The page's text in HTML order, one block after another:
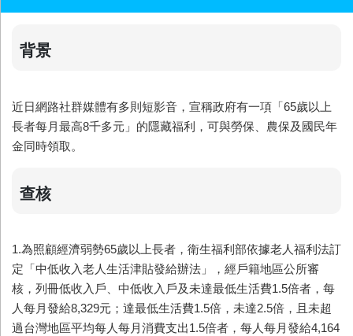
背景
近日網路社群媒體有多則短影音，宣稱政府有一項「65歲以上
長者每月最高8千多元」的隱藏福利，可與勞保、農保及國民年
金同時領取。
查核
1.為照顧經濟弱勢65歲以上長者，衛生福利部依據老人福利法訂
定「中低收入老人生活津貼發給辦法」，經戶籍地區公所審
核，列冊低收入戶、中低收入戶及未達最低生活費1.5倍者，每
人每月發給8,329元；達最低生活費1.5倍，未達2.5倍，且未超
過台灣地區平均每人每月消費支出1.5倍者，每人每月發給4,164